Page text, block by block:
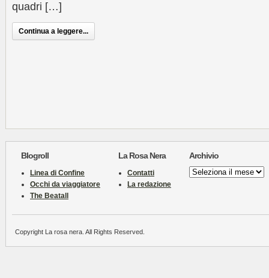
quadri […]
Continua a leggere...
Blogroll
Linea di Confine
Occhi da viaggiatore
The Beatall
La Rosa Nera
Contatti
La redazione
Archivio
Archivio
Copyright La rosa nera. All Rights Reserved.